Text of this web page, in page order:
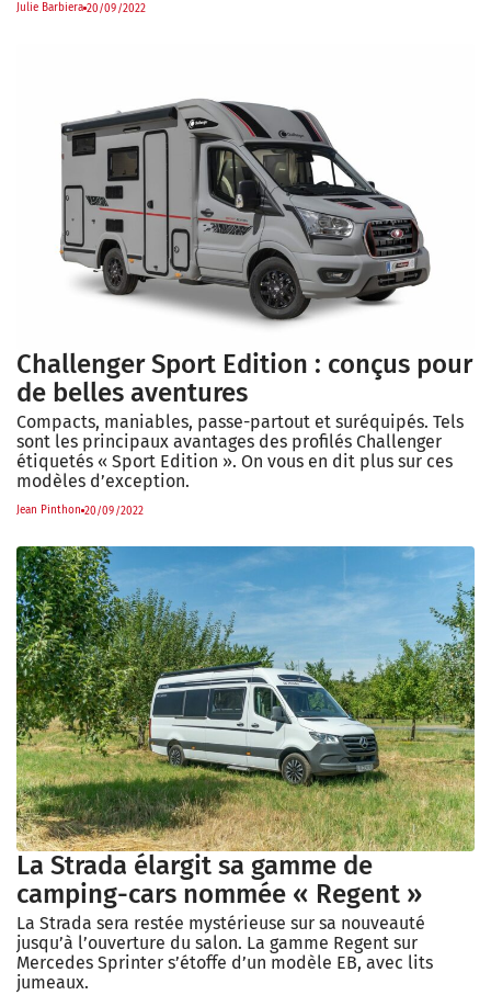
Julie Barbiera 20/09/2022
Challenger Sport Edition : conçus pour
de belles aventures
Compacts, maniables, passe-partout et suréquipés. Tels
sont les principaux avantages des profilés Challenger
étiquetés « Sport Edition ». On vous en dit plus sur ces
modèles d’exception.
Jean Pinthon 20/09/2022
La Strada élargit sa gamme de
camping-cars nommée « Regent »
La Strada sera restée mystérieuse sur sa nouveauté
jusqu’à l’ouverture du salon. La gamme Regent sur
Mercedes Sprinter s’étoffe d’un modèle EB, avec lits
jumeaux.